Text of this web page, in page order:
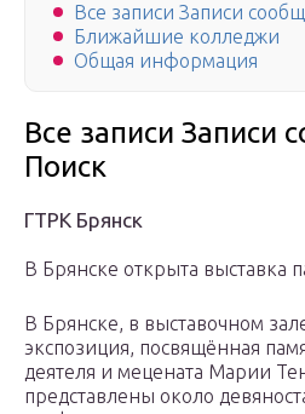
Все записи Записи
Ближайшие колледжи
Общая информация
Все записи Записи
Поиск
ГТРК Брянск
В Брянске открыта выставка
В Брянске, в выставочном
экспозиция, посвящённая
деятеля и мецената Марии
представлены около